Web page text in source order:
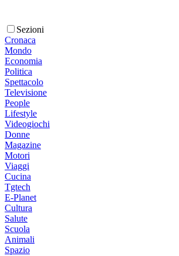
Sezioni
Cronaca
Mondo
Economia
Politica
Spettacolo
Televisione
People
Lifestyle
Videogiochi
Donne
Magazine
Motori
Viaggi
Cucina
Tgtech
E-Planet
Cultura
Salute
Scuola
Animali
Spazio